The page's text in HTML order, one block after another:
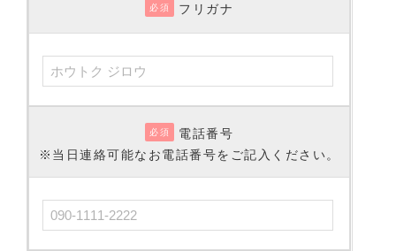
必須 フリガナ
必須
電話番号
※当日連絡可能なお電話番号をご記入ください。